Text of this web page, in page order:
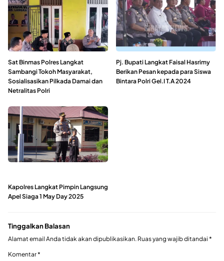
Sat Binmas Polres Langkat
Sambangi Tokoh Masyarakat,
Sosialisasikan Pilkada Damai dan
Netralitas Polri
Pj. Bupati Langkat Faisal Hasrimy
Berikan Pesan kepada para Siswa
Bintara Polri Gel.I T.A 2024
Kapolres Langkat Pimpin Langsung
Apel Siaga 1 May Day 2025
Tinggalkan Balasan
Alamat email Anda tidak akan dipublikasikan. Ruas yang wajib ditandai *
Komentar*